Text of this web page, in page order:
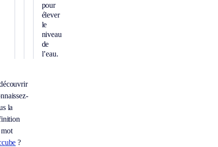
pour
élever
le
niveau
de
l’eau.
la
?